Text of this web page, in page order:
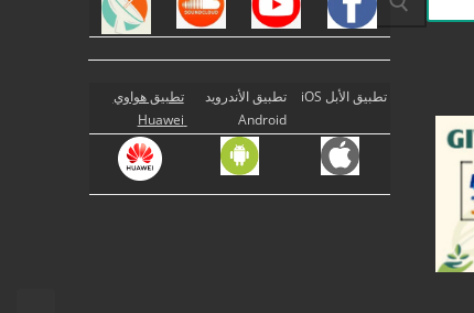
تطبيق الأبل iOS
تطبيق الأندرويد
Android
تطبيق هواوي